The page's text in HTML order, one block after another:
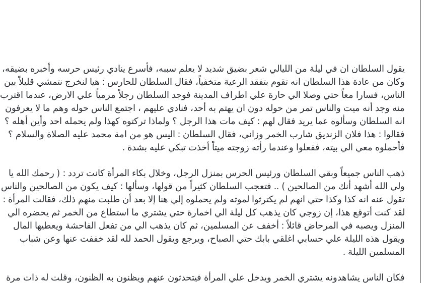
يقول السلطان ان في ليلة من الليالي شعر بضيق شديد لا يعلم سببه، فأسرع ينادي رئيس حرسه وأخبره بضيقه،
وكان من عادة هذا السلطان انه تقوم بتفقد الرعية متخفياً، فقال السلطان للحارس : هيا لنخرج نتمشي قليلاً بين
الناس، فسارا معاً حتي وصلا الي حارة علي اطراف المدينة فوجد السلطان رجلاً مرمياً علي الارض، عندما اقترب
منه وجد أنه ميت والناس تمر من حوله دون ان يهتم به أحد، فنادي عليهم ، اجتمع الناس حوله وهم ما لا يعرفون
انه السلطان وسألوه عما يريد فقال لهم : كيف مات هذا الرجل ؟ ولماذا تركتوه كهذا ولم يحمله احد وأين أهله ؟
فقالوا : هذا فلان الزنديق شارب الخمر وزاني، فقال السلطان : اليس هو من امة محمد عليه الصلاة والسلام ؟
فأحملوه معي الي بيته، ففعلوا وعندما رأته زوجته ميتاً أخذت تبكي عليه بشدة .
ذهب الناس جميعاً وبقي السلطان ورئيس الحرس بمنزل الرجل، وخلال بكاء المرأة كانت تردد : ( ﺭﺣﻤﻚ ﺍﻟﻠﻪ ﻳﺎ
ﻭﻟﻲ ﺍﻟﻠﻪ ﺃﺷﻬﺪ ﺃﻧﻚ ﻣﻦ ﺍﻟﺼﺎﻟﺤﻴﻦ ) .. فتعجب السلطان كثيراً من قولها، وسألها : كيف يكون من الصالحين والناس
تقول عنه انه كذا وكذا حتي انهم لم يكترثوا لموته ولم يحملوه إلي هنا إلا بعد أن طلبت منهم ذلك، فقالت المرأة :
لقد كنت أتوقع هذا، إن زوجي كان يذهب كل ليلة الي اخمارة حتي يشتري ما استطاع من الخمر ثم يحضره الي
المنزل ويصبه في المرحاض قائلاً : أخفف عن المسلمين، ثم كان يذهب الي من تفعل الفاحشة ويعطيها المال
ويقول هذه الليلة علي حسابي اغلقي بابك حتي الصباح، ويرجع ويقول الحمد لله لقد خففت عنها وعن شباب
المسلمين الليلة .
فكان الناس يشاهدونه يشتري الخمر ويدخل علي المرأة فيتحدثون عنهم ويظنون به الظنون، وقلت له ذات مرة